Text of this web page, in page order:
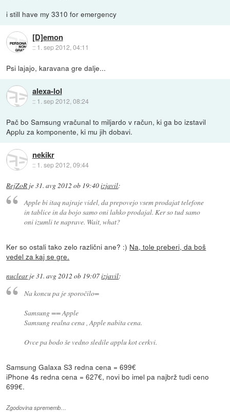
i still have my 3310 for emergency
[D]emon
:: 1. sep 2012, 04:11
Psi lajajo, karavana gre dalje...
alexa-lol
:: 1. sep 2012, 08:24
Pač bo Samsung vračunal to miljardo v račun, ki ga bo izstavil
Applu za komponente, ki mu jih dobavi.
nekikr
:: 1. sep 2012, 09:44
RejZoR je31. avg 2012 ob 19:40izjavil:
Apple bi itaq najraje videl, da prepovejo vsem prodajat telefone
in tablice in da bojo samo oni lahko prodajal. Ker so tud samo
oni izumli te naprave. Wait, what?
Ker so ostali tako zelo različni ane? :) Na, tole preberi, da boš
vedel za kaj se gre.
nuclearje31. avg 2012 ob 19:07izjavil:
Na koncu pa je sporočilo=
Samsung == Apple
Samsung realna cena , Apple nabita cena.
Ovce pa bodo še vedno sledile applu kot cerkvi.
Samsung Galaxa S3 redna cena = 699€
iPhone 4s redna cena = 627€, novi bo imel pa najbrž tudi ceno
699€.
Zgodovina sprememb…